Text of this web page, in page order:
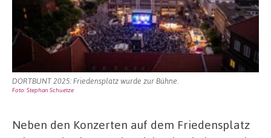
DORTBUNT 2025: Friedensplatz wurde zur Bühne.
Foto: Stephan Schuetze
Neben den Konzerten auf dem Friedensplatz